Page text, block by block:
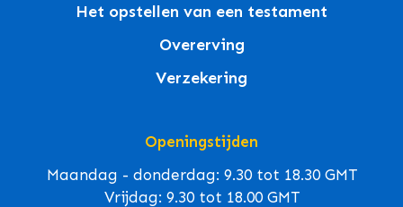
Het opstellen van een testament
Overerving
Verzekering
Openingstijden
Maandag - donderdag: 9.30 tot 18.30 GMT
Vrijdag: 9.30 tot 18.00 GMT